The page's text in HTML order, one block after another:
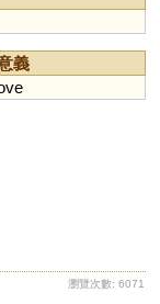
義
瀏覽次數: 6071